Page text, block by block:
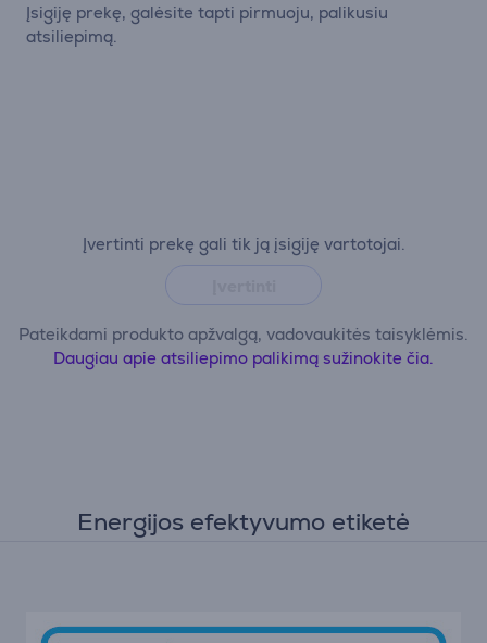
Įvertinti prekę gali tik ją įsigiję vartotojai.
Pateikdami produkto apžvalgą, vadovaukitės taisyklėmis.
Daugiau apie atsiliepimo palikimą sužinokite čia.
Įsigiję prekę, galėsite tapti pirmuoju, palikusiu
atsiliepimą.
Energijos efektyvumo etiketė